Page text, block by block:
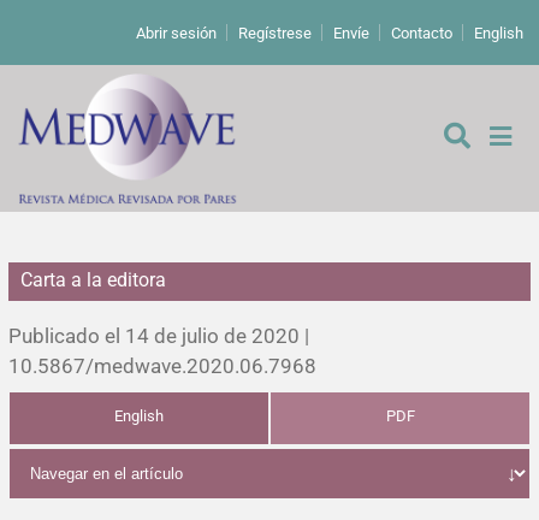
Abrir sesión Regístrese Envíe Contacto English
De los editores
Editoriales
Comentarios
Cartas a los editores
Estudios originales
Estudios cualitativos
Análisis
Carta a la editora
Publicado el 14 de julio de 2020 |
10.5867/medwave.2020.06.7968
English PDF